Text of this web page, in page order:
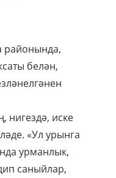
районында,
белән,
нигездә, иске
«Ул урынга
урманлык,
саныйлар,